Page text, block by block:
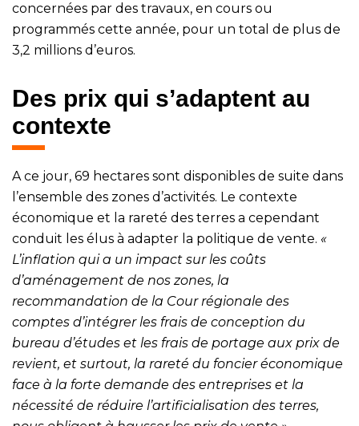
concernées par des travaux, en cours ou
programmés cette année, pour un total de plus de
3,2 millions d’euros.
Des prix qui s’adaptent au
contexte
A ce jour, 69 hectares sont disponibles de suite dans
l’ensemble des zones d’activités. Le contexte
économique et la rareté des terres a cependant
conduit les élus à adapter la politique de vente. «
L’inflation qui a un impact sur les coûts
d’aménagement de nos zones, la
recommandation de la Cour régionale des
comptes d’intégrer les frais de conception du
bureau d’études et les frais de portage aux prix de
revient, et surtout, la rareté du foncier économique
face à la forte demande des entreprises et la
nécessité de réduire l’artificialisation des terres,